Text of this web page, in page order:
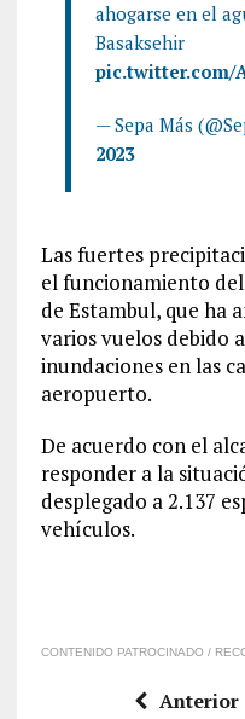
ahogarse en el
Basaksehir
pic.twitter.com/
— Sepa Más
2023
Las fuertes
el funcionamiento
de Estambul, que ha
varios vuelos debido
inundaciones en las
aeropuerto.
De acuerdo con el
responder a la
desplegado a 2.137
vehículos.
CONTENIDO PATROCINADO /
Anterior